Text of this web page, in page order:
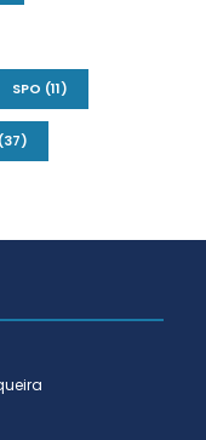
SPO (11)
(37)